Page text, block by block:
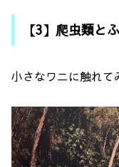
【3】爬虫類と
小さなワニに触れて